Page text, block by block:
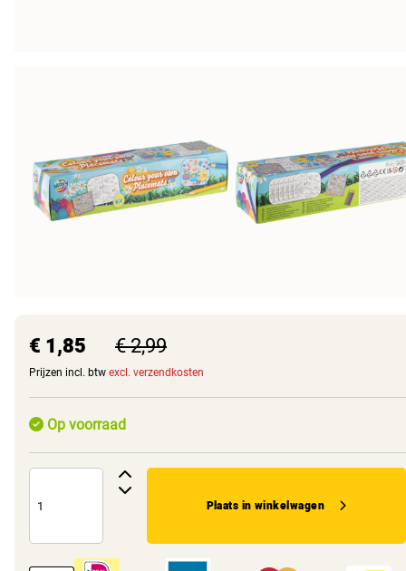
€ 1,85 € 2,99
Prijzen incl. btw excl. verzendkosten
Op voorraad
Plaats in winkelwagen